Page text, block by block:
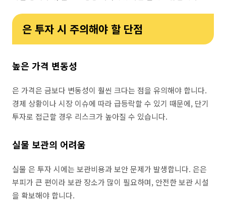
은 투자 시 주의해야 할 단점
높은 가격 변동성
은 가격은 금보다 변동성이 훨씬 크다는 점을 유의해야 합니다.
경제 상황이나 시장 이슈에 따라 급등락할 수 있기 때문에, 단기
투자로 접근할 경우 리스크가 높아질 수 있습니다.
실물 보관의 어려움
실물 은 투자 시에는 보관비용과 보안 문제가 발생합니다. 은은
부피가 큰 편이라 보관 장소가 많이 필요하며, 안전한 보관 시설
을 확보해야 합니다.